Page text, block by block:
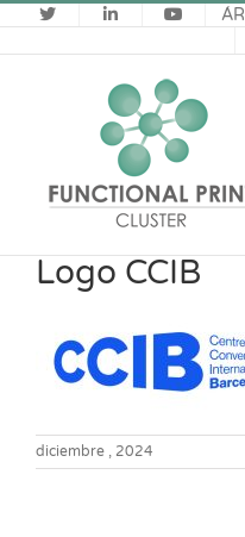
Saltar
al
contenido
Logo CCIB
diciembre , 2024